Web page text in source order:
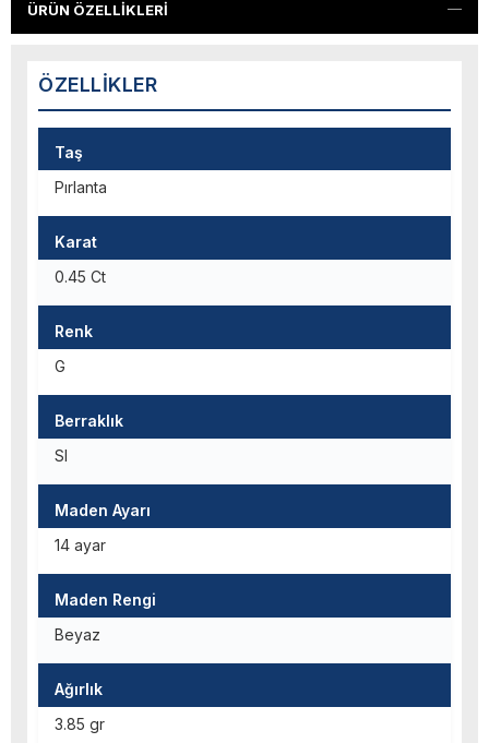
ÜRÜN ÖZELLIKLERI
ÖZELLIKLER
Taş
Pırlanta
Karat
0.45 Ct
Renk
G
Berraklık
SI
Maden Ayarı
14 ayar
Maden Rengi
Beyaz
Ağırlık
3.85 gr